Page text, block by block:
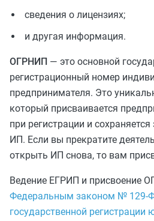
сведения о лицензиях;
и другая информация.
ОГРНИП — это основной
регистрационный номер
предпринимателя. Это
который присваивается
при регистрации и
ИП. Если вы прекратите
открыть ИП снова, то вам
Ведение ЕГРИП и присвоение
Федеральным законом № 129-
государственной регистрации